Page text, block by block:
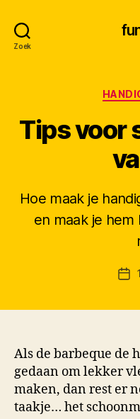
Zoek
Tips voor
Hoe maak je
en maak je
Als de barbeque de
gedaan om lekker
maken, dan rest er
taakje… het